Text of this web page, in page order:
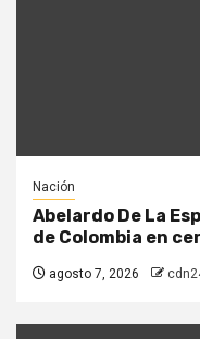
Nación
Abelardo De La
de Colombia en
agosto 7, 2026